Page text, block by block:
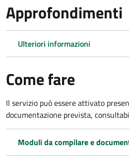
Approfondimenti
Ulteriori informazioni
Come fare
Il servizio può essere attivato
documentazione prevista,
Moduli da compilare e